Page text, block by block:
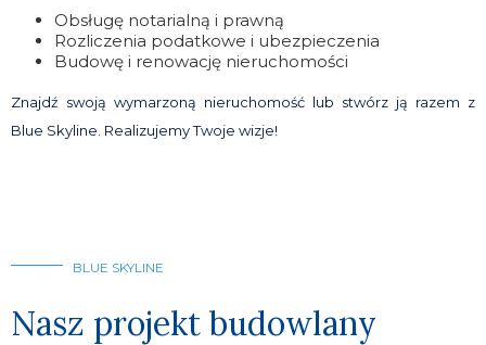
Obsługę notarialną i prawną
Rozliczenia podatkowe i ubezpieczenia
Budowę i renowację nieruchomości
Znajdź swoją wymarzoną nieruchomość lub stwórz ją razem z
Blue Skyline. Realizujemy Twoje wizje!
BLUE SKYLINE
Nasz projekt budowlany